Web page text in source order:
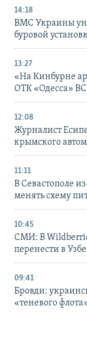
14:18
ВМС Украины
буровой
13:27
«На Кинбурне
ОТК «Одесса»
12:08
Журналист
крымского
11:11
В Севастополе
менять схему
10:45
СМИ: В
перенести в
09:41
Бровди:
«теневого